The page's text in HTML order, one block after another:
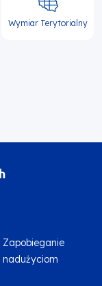
Wymiar Terytorialny
Zapobieganie
nadużyciom